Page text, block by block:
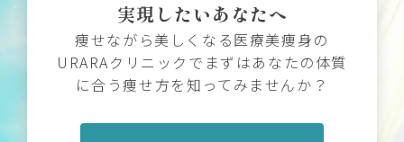
実現したいあなたへ
痩せながら美しくなる医療美痩身の
URARAクリニックでまずはあなたの体質
に合う痩せ方を知ってみませんか？